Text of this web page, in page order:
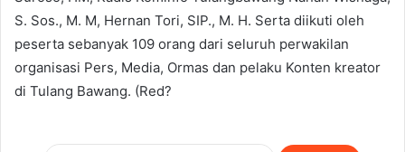
S. Sos., M. M, Hernan Tori, SIP., M. H. Serta diikuti oleh
peserta sebanyak 109 orang dari seluruh perwakilan
organisasi Pers, Media, Ormas dan pelaku Konten kreator
di Tulang Bawang. (Red?